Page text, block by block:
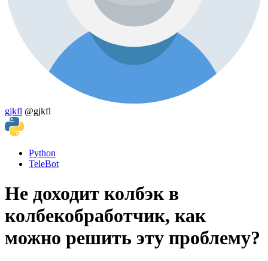
gjkfl @gjkfl
Python
TeleBot
Не доходит колбэк в
колбекобработчик, как
можно решить эту проблему?